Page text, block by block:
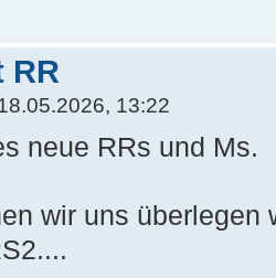
RR
13:22
neue RRs und Ms.
wir uns überlegen